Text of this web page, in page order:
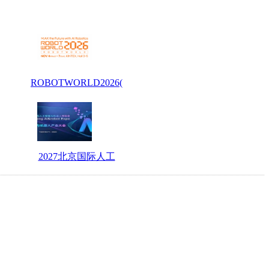
ROBOTWORLD2026(
2027北京国际人工